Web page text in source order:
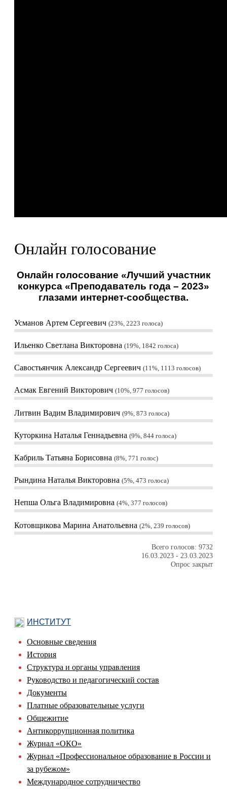
Онлайн голосование
Онлайн голосование «Лучший участник
конкурса «Преподаватель года – 2023»
глазами интернет-сообщества.
Усманов Артем Сергеевич 23%, 2223 голоса
Ильенко Светлана Викторовна 19%, 1842 голоса
Савостьянчик Александр Сергеевич 11%, 1113 голосов
Асмак Евгений Викторович 10%, 977 голосов
Литвин Вадим Владимирович 9%, 873 голоса
Куторкина Наталья Геннадьевна 9%, 844 голоса
Кабриль Татьяна Борисовна 8%, 771 голос
Рындина Наталья Викторовна 5%, 473 голоса
Непша Ольга Владимировна 4%, 377 голосов
Котовщикова Марина Анатольевна 2%, 239 голосов
Всего голосов: 9732
16.03.2023 - 23.03.2023
Опрос закрыт
ИНСТИТУТ
Основные сведения
История
Структура и органы управления
Руководство и педагогический состав
Документы
Платные образовательные услуги
Общежитие
Антикоррупционная политика
Журнал «ОКО»
Журнал «Профессиональное образование в России и
за рубежом»
Международное сотрудничество